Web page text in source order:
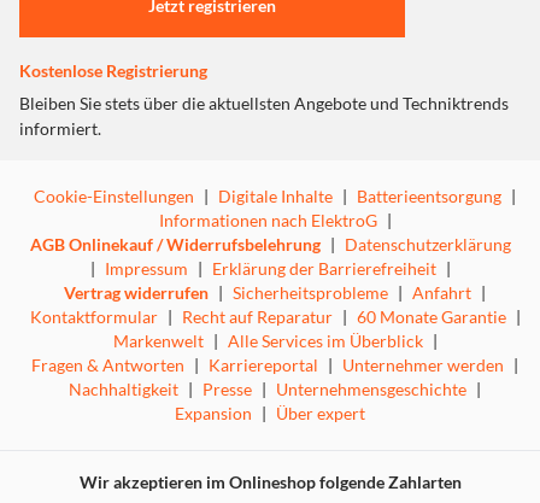
auszurichten. Und mit dem mitgelieferten Rakel, dem
ganz leicht eingeschlossene Luftblasen oder Staub von
deinem Display entfernen.
Jetzt registrieren
Kostenlose Registrierung
Bleiben Sie stets über die aktuellsten Angebote und Techniktrends
informiert.
Cookie-Einstellungen | Digitale Inhalte | Batterieentsorgung |
Informationen nach ElektroG |
AGB Onlinekauf / Widerrufsbelehrung | Datenschutzerklärung
| Impressum | Erklärung der Barrierefreiheit |
Vertrag widerrufen | Sicherheitsprobleme | Anfahrt |
Kontaktformular | Recht auf Reparatur | 60 Monate Garantie |
Markenwelt | Alle Services im Überblick |
Fragen & Antworten | Karriereportal | Unternehmer werden |
Nachhaltigkeit | Presse | Unternehmensgeschichte |
Expansion | Über expert
Wir akzeptieren im Onlineshop folgende Zahlarten